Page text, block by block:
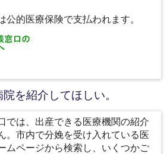
的医療保険で支払われます。
を紹介してほしい。
では、出産できる医療機関の紹介
。市内で分娩を受け入れている医
ムページから検索し、いくつかご